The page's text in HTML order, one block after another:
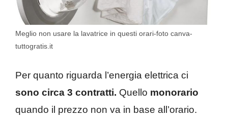
Meglio non usare la lavatrice in questi orari-foto canva-
tuttogratis.it
Per quanto riguarda l’energia elettrica ci
sono circa 3 contratti. Quello monorario
quando il prezzo non va in base all’orario.